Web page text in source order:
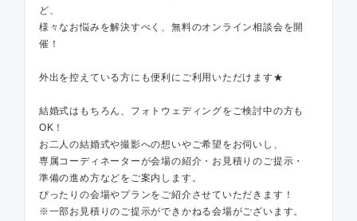
ど、
様々なお悩みを解決すべく、無料のオンライン相談会を開
催！
外出を控えている方にも便利にご利用いただけます★
結婚式はもちろん、フォトウェディングをご検討中の方も
OK！
お二人の結婚式や撮影への想いやご希望をお伺いし、
専属コーディネーターが会場の紹介・お見積りのご提示・
準備の進め方などをご案内します。
ぴったりの会場やプランをご紹介させていただきます！
※一部お見積りのご提示ができかねる会場がございます。